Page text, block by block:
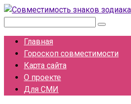
Перейти
Главная
Гороскоп совместимости
Карта сайта
О проекте
Для СМИ